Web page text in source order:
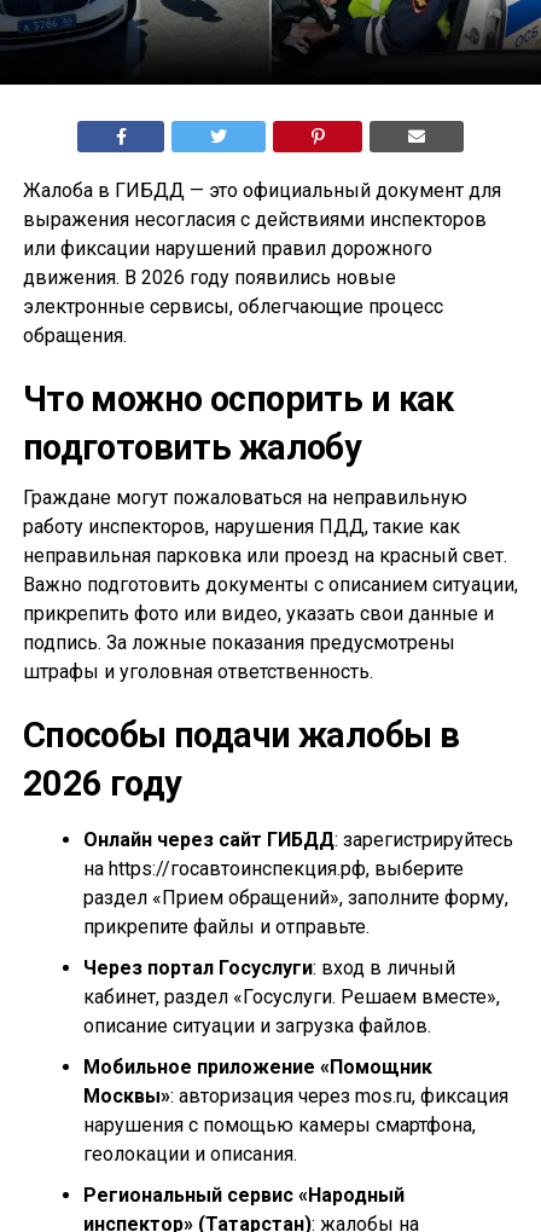
Жалоба в ГИБДД — это официальный документ для
выражения несогласия с действиями инспекторов
или фиксации нарушений правил дорожного
движения. В 2026 году появились новые
электронные сервисы, облегчающие процесс
обращения.
Что можно оспорить и как
подготовить жалобу
Граждане могут пожаловаться на неправильную
работу инспекторов, нарушения ПДД, такие как
неправильная парковка или проезд на красный свет.
Важно подготовить документы с описанием ситуации,
прикрепить фото или видео, указать свои данные и
подпись. За ложные показания предусмотрены
штрафы и уголовная ответственность.
Способы подачи жалобы в
2026 году
Онлайн через сайт ГИБДД: зарегистрируйтесь
на https://госавтоинспекция.рф, выберите
раздел «Прием обращений», заполните форму,
прикрепите файлы и отправьте.
Через портал Госуслуги: вход в личный
кабинет, раздел «Госуслуги. Решаем вместе»,
описание ситуации и загрузка файлов.
Мобильное приложение «Помощник
Москвы»: авторизация через mos.ru, фиксация
нарушения с помощью камеры смартфона,
геолокации и описания.
Региональный сервис «Народный
инспектор» (Татарстан): жалобы на